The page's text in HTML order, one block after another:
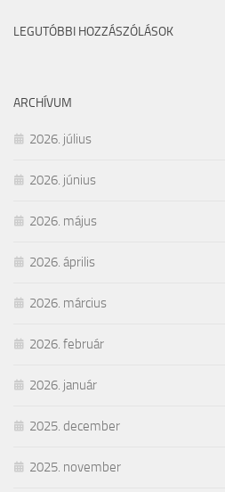
LEGUTÓBBI HOZZÁSZÓLÁSOK
ARCHÍVUM
2026. július
2026. június
2026. május
2026. április
2026. március
2026. február
2026. január
2025. december
2025. november